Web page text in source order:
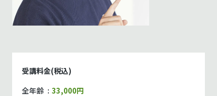
受講料金(税込)
全年齢
33,000円